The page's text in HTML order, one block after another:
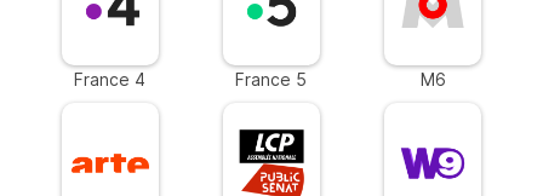
France 4 France 5 M6